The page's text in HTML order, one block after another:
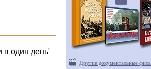
в один день"
Другие документальные